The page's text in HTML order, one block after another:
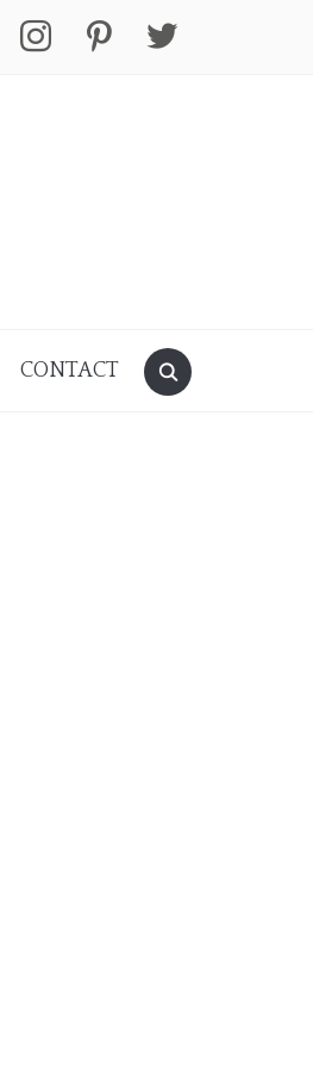
instagram pinterest twitter
CONTACT